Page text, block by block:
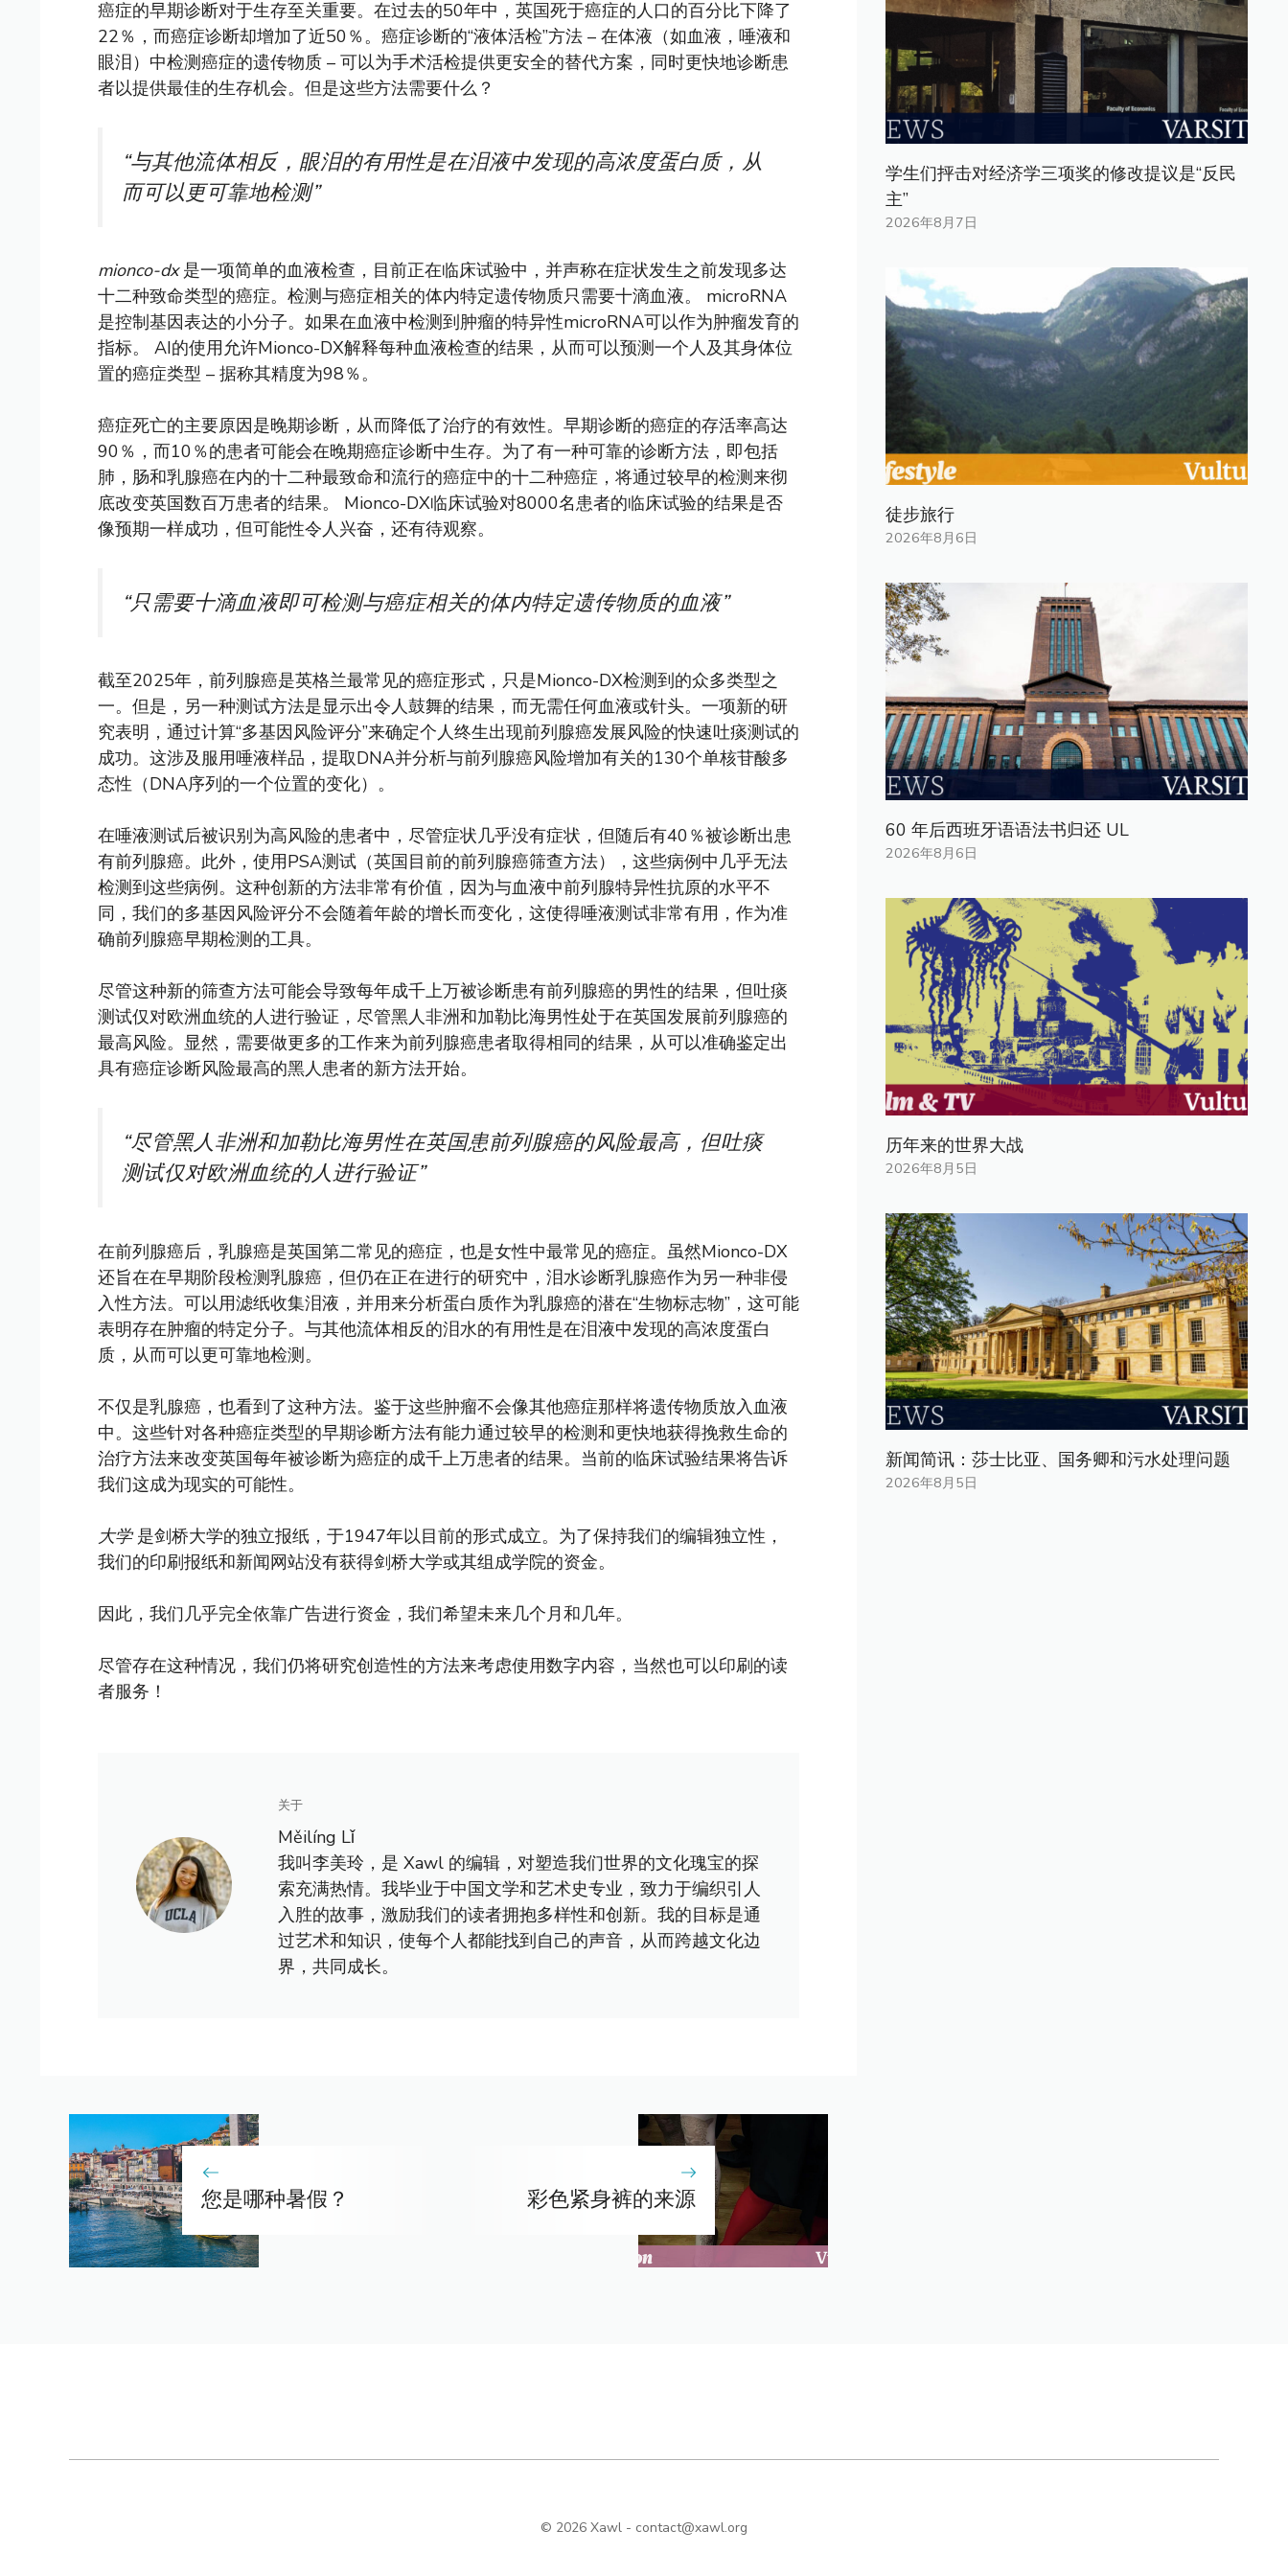
癌症的早期诊断对于生存至关重要。在过去的50年中，英国死于癌症的人口的百分比下降了
22％，而癌症诊断却增加了近50％。癌症诊断的“液体活检”方法 – 在体液（如血液，唾液和
眼泪）中检测癌症的遗传物质 – 可以为手术活检提供更安全的替代方案，同时更快地诊断患
者以提供最佳的生存机会。但是这些方法需要什么？
“与其他流体相反，眼泪的有用性是在泪液中发现的高浓度蛋白质，从
而可以更可靠地检测”
mionco-dx是一项简单的血液检查，目前正在临床试验中，并声称在症状发生之前发现多达
十二种致命类型的癌症。检测与癌症相关的体内特定遗传物质只需要十滴血液。 microRNA
是控制基因表达的小分子。如果在血液中检测到肿瘤的特异性microRNA可以作为肿瘤发育的
指标。 AI的使用允许Mionco-DX解释每种血液检查的结果，从而可以预测一个人及其身体位
置的癌症类型 – 据称其精度为98％。
癌症死亡的主要原因是晚期诊断，从而降低了治疗的有效性。早期诊断的癌症的存活率高达
90％，而10％的患者可能会在晚期癌症诊断中生存。为了有一种可靠的诊断方法，即包括
肺，肠和乳腺癌在内的十二种最致命和流行的癌症中的十二种癌症，将通过较早的检测来彻
底改变英国数百万患者的结果。 Mionco-DX临床试验对8000名患者的临床试验的结果是否
像预期一样成功，但可能性令人兴奋，还有待观察。
“只需要十滴血液即可检测与癌症相关的体内特定遗传物质的血液”
截至2025年，前列腺癌是英格兰最常见的癌症形式，只是Mionco-DX检测到的众多类型之
一。但是，另一种测试方法是显示出令人鼓舞的结果，而无需任何血液或针头。一项新的研
究表明，通过计算“多基因风险评分”来确定个人终生出现前列腺癌发展风险的快速吐痰测试的
成功。这涉及服用唾液样品，提取DNA并分析与前列腺癌风险增加有关的130个单核苷酸多
态性（DNA序列的一个位置的变化）。
在唾液测试后被识别为高风险的患者中，尽管症状几乎没有症状，但随后有40％被诊断出患
有前列腺癌。此外，使用PSA测试（英国目前的前列腺癌筛查方法），这些病例中几乎无法
检测到这些病例。这种创新的方法非常有价值，因为与血液中前列腺特异性抗原的水平不
同，我们的多基因风险评分不会随着年龄的增长而变化，这使得唾液测试非常有用，作为准
确前列腺癌早期检测的工具。
尽管这种新的筛查方法可能会导致每年成千上万被诊断患有前列腺癌的男性的结果，但吐痰
测试仅对欧洲血统的人进行验证，尽管黑人非洲和加勒比海男性处于在英国发展前列腺癌的
最高风险。显然，需要做更多的工作来为前列腺癌患者取得相同的结果，从可以准确鉴定出
具有癌症诊断风险最高的黑人患者的新方法开始。
“尽管黑人非洲和加勒比海男性在英国患前列腺癌的风险最高，但吐痰
测试仅对欧洲血统的人进行验证”
在前列腺癌后，乳腺癌是英国第二常见的癌症，也是女性中最常见的癌症。虽然Mionco-DX
还旨在在早期阶段检测乳腺癌，但仍在正在进行的研究中，泪水诊断乳腺癌作为另一种非侵
入性方法。可以用滤纸收集泪液，并用来分析蛋白质作为乳腺癌的潜在“生物标志物”，这可能
表明存在肿瘤的特定分子。与其他流体相反的泪水的有用性是在泪液中发现的高浓度蛋白
质，从而可以更可靠地检测。
不仅是乳腺癌，也看到了这种方法。鉴于这些肿瘤不会像其他癌症那样将遗传物质放入血液
中。这些针对各种癌症类型的早期诊断方法有能力通过较早的检测和更快地获得挽救生命的
治疗方法来改变英国每年被诊断为癌症的成千上万患者的结果。当前的临床试验结果将告诉
我们这成为现实的可能性。
大学是剑桥大学的独立报纸，于1947年以目前的形式成立。为了保持我们的编辑独立性，
我们的印刷报纸和新闻网站没有获得剑桥大学或其组成学院的资金。
因此，我们几乎完全依靠广告进行资金，我们希望未来几个月和几年。
尽管存在这种情况，我们仍将研究创造性的方法来考虑使用数字内容，当然也可以印刷的读
者服务！
关于
Měilíng Lǐ
我叫李美玲，是 Xawl 的编辑，对塑造我们世界的文化瑰宝的探
索充满热情。我毕业于中国文学和艺术史专业，致力于编织引人
入胜的故事，激励我们的读者拥抱多样性和创新。我的目标是通
过艺术和知识，使每个人都能找到自己的声音，从而跨越文化边
界，共同成长。
您是哪种暑假？ 彩色紧身裤的来源
学生们抨击对经济学三项奖的修改提议是“反民
主”
2026年8月7日
徒步旅行
2026年8月6日
60 年后西班牙语语法书归还 UL
2026年8月6日
历年来的世界大战
2026年8月5日
新闻简讯：莎士比亚、国务卿和污水处理问题
2026年8月5日
© 2026 Xawl - contact@xawl.org